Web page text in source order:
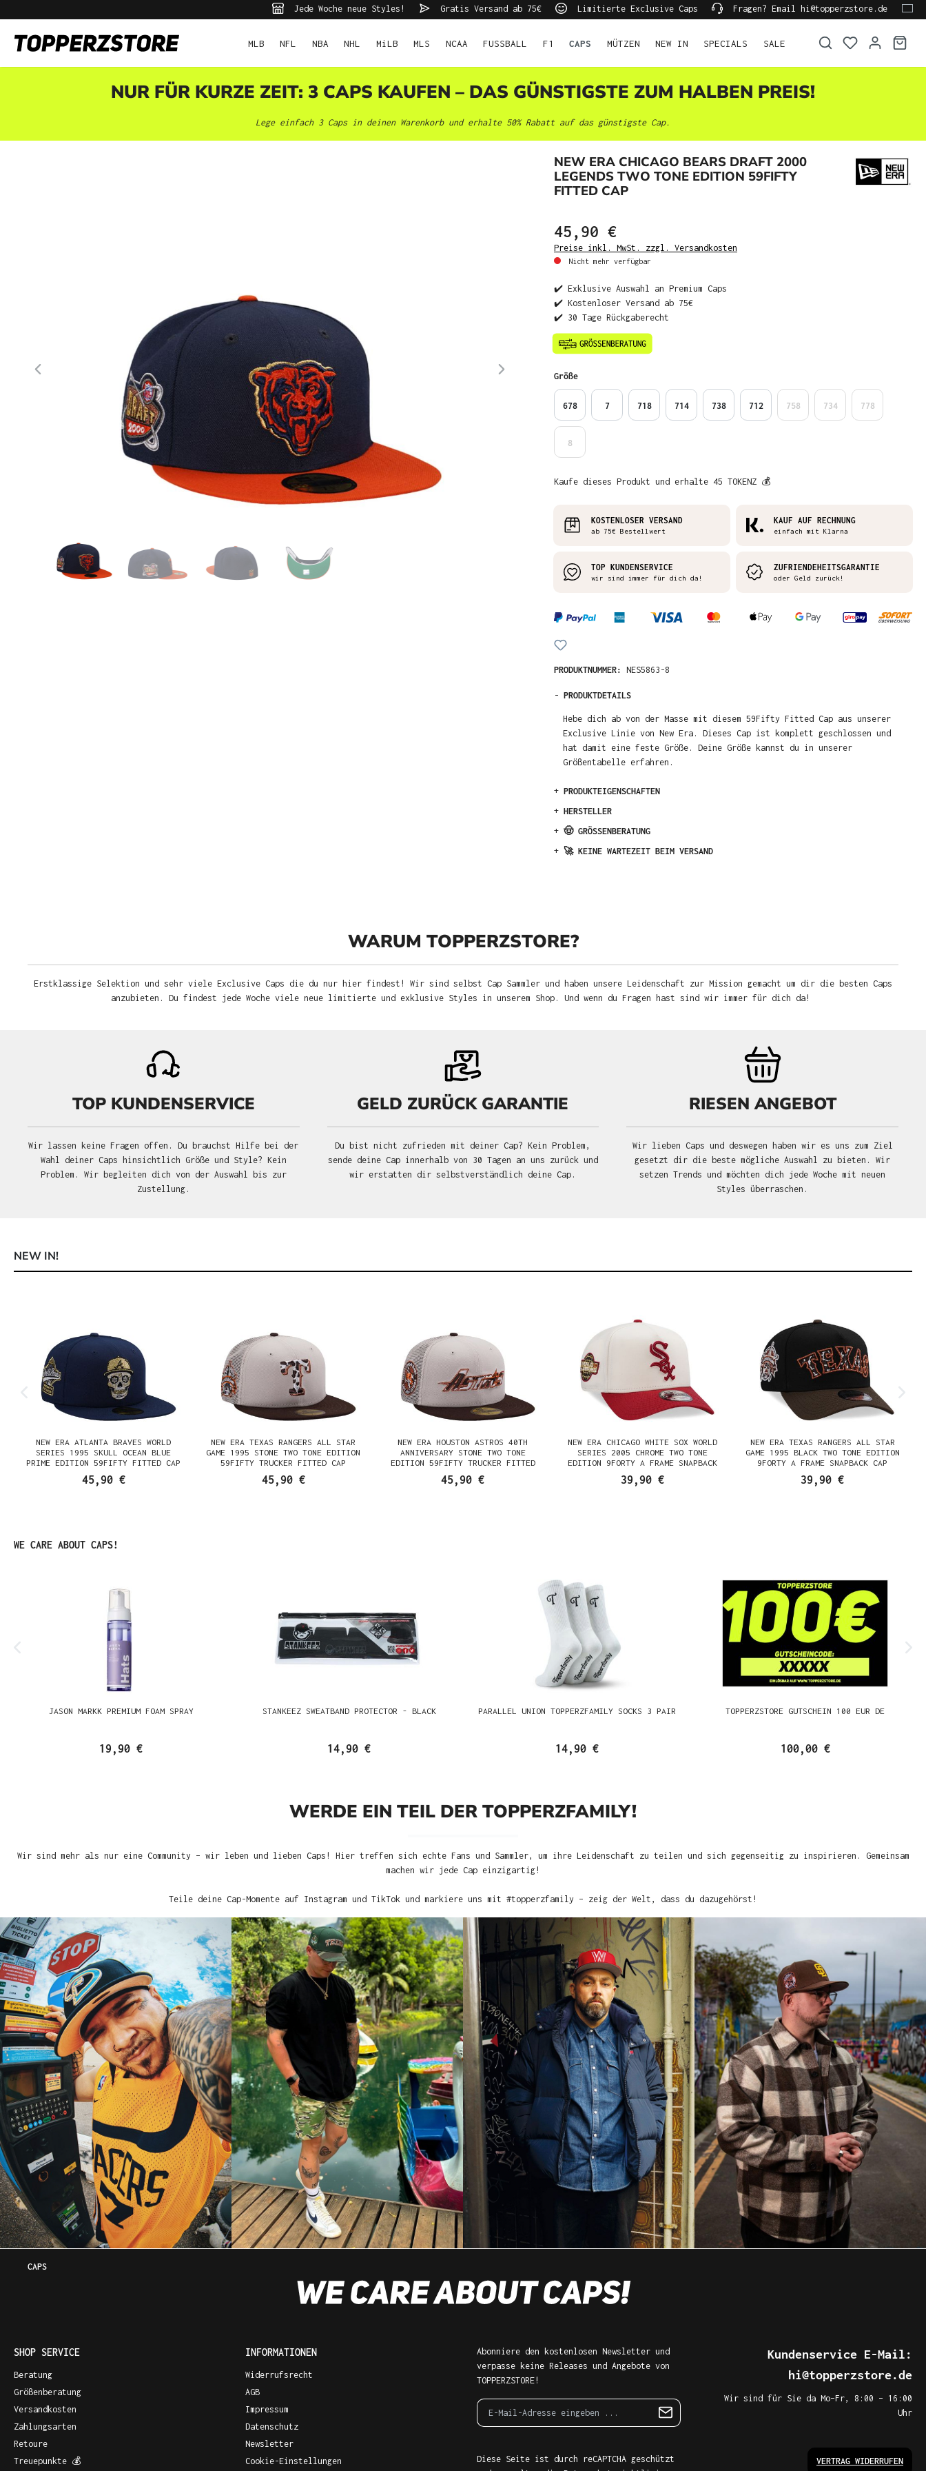
Jede Woche neue Styles! Gratis Versand ab 75€ Limitierte Exclusive Caps Fragen? Email hi@topperzstore.de
MLB NFL NBA NHL MiLB MLS NCAA FUSSBALL F1 CAPS MÜTZEN NEW IN SPECIALS SALE
NUR FÜR KURZE ZEIT: 3 CAPS KAUFEN – DAS GÜNSTIGSTE ZUM HALBEN PREIS!
Lege einfach 3 Caps in deinen Warenkorb und erhalte 50% Rabatt auf das günstigste Cap.
NEW ERA CHICAGO BEARS DRAFT 2000
LEGENDS TWO TONE EDITION 59FIFTY
FITTED CAP
45,90 €
Preise inkl. MwSt. zzgl. Versandkosten
Nicht mehr verfügbar
✔️ Exklusive Auswahl an Premium Caps
✔️ Kostenloser Versand ab 75€
✔️ 30 Tage Rückgaberecht
Größeauswählen
678 7 718 714 738 712 758 734 778
8
Kaufe dieses Produkt und erhalte 45 TOKENZ 💰
KOSTENLOSER VERSAND
ab 75€ Bestellwert
KAUF AUF RECHNUNG
einfach mit Klarna
TOP KUNDENSERVICE
wir sind immer für dich da!
ZUFRIENDEHEITSGARANTIE
oder Geld zurück!
PRODUKTNUMMER: NES5863-8
- PRODUKTDETAILS
Hebe dich ab von der Masse mit diesem 59Fifty Fitted Cap aus unserer
Exclusive Linie von New Era. Dieses Cap ist komplett geschlossen und
hat damit eine feste Größe. Deine Größe kannst du in unserer
Größentabelle erfahren.
+ PRODUKTEIGENSCHAFTEN
+ HERSTELLER
+ 🤠 GRÖSSENBERATUNG
+ 🚀 KEINE WARTEZEIT BEIM VERSAND
WARUM TOPPERZSTORE?
Erstklassige Selektion und sehr viele Exclusive Caps die du nur hier findest! Wir sind selbst Cap Sammler und haben unsere Leidenschaft zur Mission gemacht um dir die besten Caps
anzubieten. Du findest jede Woche viele neue limitierte und exklusive Styles in unserem Shop. Und wenn du Fragen hast sind wir immer für dich da!
TOP KUNDENSERVICE
Wir lassen keine Fragen offen. Du brauchst Hilfe bei der
Wahl deiner Caps hinsichtlich Größe und Style? Kein
Problem. Wir begleiten dich von der Auswahl bis zur
Zustellung.
GELD ZURÜCK GARANTIE
Du bist nicht zufrieden mit deiner Cap? Kein Problem,
sende deine Cap innerhalb von 30 Tagen an uns zurück und
wir erstatten dir selbstverständlich deine Cap.
RIESEN ANGEBOT
Wir lieben Caps und deswegen haben wir es uns zum Ziel
gesetzt dir die beste mögliche Auswahl zu bieten. Wir
setzen Trends und möchten dich jede Woche mit neuen
Styles überraschen.
NEW IN!
NEW ERA ATLANTA BRAVES WORLD
SERIES 1995 SKULL OCEAN BLUE
PRIME EDITION 59FIFTY FITTED CAP
45,90 €
NEW ERA TEXAS RANGERS ALL STAR
GAME 1995 STONE TWO TONE EDITION
59FIFTY TRUCKER FITTED CAP
45,90 €
NEW ERA HOUSTON ASTROS 40TH
ANNIVERSARY STONE TWO TONE
EDITION 59FIFTY TRUCKER FITTED
CAP
45,90 €
NEW ERA CHICAGO WHITE SOX WORLD
SERIES 2005 CHROME TWO TONE
EDITION 9FORTY A FRAME SNAPBACK
CAP
39,90 €
NEW ERA TEXAS RANGERS ALL STAR
GAME 1995 BLACK TWO TONE EDITION
9FORTY A FRAME SNAPBACK CAP
39,90 €
Produktgalerie überspringen
WE CARE ABOUT CAPS!
JASON MARKK PREMIUM FOAM SPRAY
19,90 €
STANKEEZ SWEATBAND PROTECTOR - BLACK
14,90 €
PARALLEL UNION TOPPERZFAMILY SOCKS 3 PAIR
14,90 €
TOPPERZSTORE GUTSCHEIN 100 EUR DE
100,00 €
WERDE EIN TEIL DER TOPPERZFAMILY!
Wir sind mehr als nur eine Community – wir leben und lieben Caps! Hier treffen sich echte Fans und Sammler, um ihre Leidenschaft zu teilen und sich gegenseitig zu inspirieren. Gemeinsam
machen wir jede Cap einzigartig!
Teile deine Cap-Momente auf Instagram und TikTok und markiere uns mit #topperzfamily – zeig der Welt, dass du dazugehörst!
CAPS
SHOP SERVICE
Beratung
Größenberatung
Versandkosten
Zahlungsarten
Retoure
Treuepunkte 💰
INFORMATIONEN
Widerrufsrecht
AGB
Impressum
Datenschutz
Newsletter
Cookie-Einstellungen
Abonniere den kostenlosen Newsletter und
verpasse keine Releases und Angebote von
TOPPERZSTORE!
Diese Seite ist durch reCAPTCHA geschützt
Kundenservice E-Mail:
hi@topperzstore.de
Wir sind für Sie da Mo–Fr, 8:00 – 16:00
Uhr
VERTRAG WIDERRUFEN